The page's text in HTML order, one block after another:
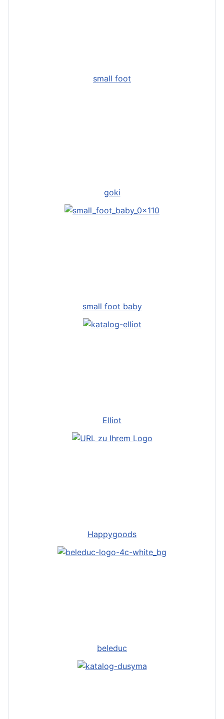
small foot
goki
small foot baby
Elliot
Happygoods
beleduc